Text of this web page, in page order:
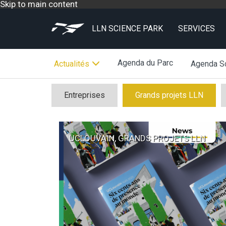
Skip to main content
LLN SCIENCE PARK SERVICES
Actualités
Entreprises Grands projets LLN
Agenda du Parc Agenda
UCLOUVAIN, GRANDS PROJETS LLN